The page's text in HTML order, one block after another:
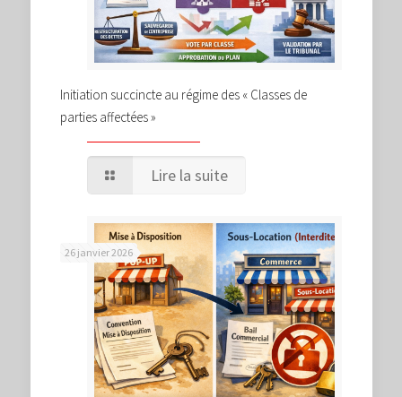
Initiation succincte au régime des « Classes de
parties affectées »
Lire la suite
26 janvier 2026